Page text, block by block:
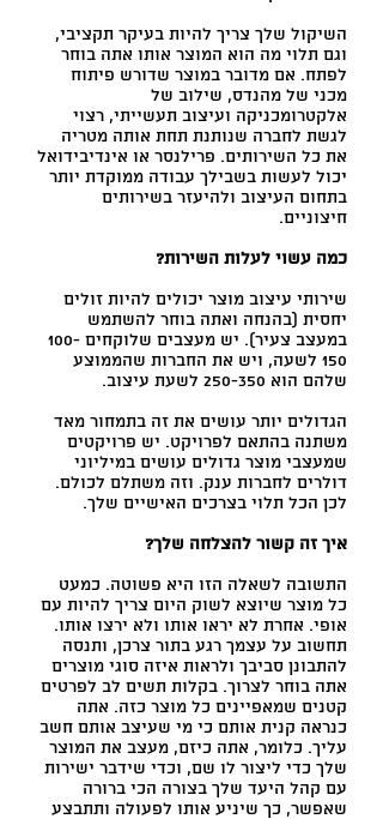
השיקול שלך צריך להיות בעיקר תקציבי,
וגם תלוי מה הוא המוצר אותו אתה בוחר
לפתח. אם מדובר במוצר שדורש פיתוח
מכני של מהנדס, שילוב של
אלקטרומכניקה ועיצוב תעשייתי, רצוי
לגשת לחברה שנותנת תחת אותה מטריה
את כל השירותים. פרילנסר או אינדיבידואל
יכול לעשות בשבילך עבודה ממוקדת יותר
בתחום העיצוב ולהיעזר בשירותים
חיצוניים.
כמה עשוי לעלות השירות?
שירותי עיצוב מוצר יכולים להיות זולים
יחסית (בהנחה ואתה בוחר להשתמש
במעצב צעיר). יש מעצבים שלוקחים 100-
150 לשעה, ויש את החברות שהממוצע
שלהם הוא 250-350 לשעת עיצוב.
הגדולים יותר עושים את זה בתמחור מאד
משתנה בהתאם לפרויקט. יש פרויקטים
שמעצבי מוצר גדולים עושים במיליוני
דולרים לחברות ענק. וזה משתלם לכולם.
לכן הכל תלוי בצרכים האישיים שלך.
איך זה קשור להצלחה שלך?
התשובה לשאלה הזו היא פשוטה. כמעט
כל מוצר שיוצא לשוק היום צריך להיות עם
אופי. אחרת לא יראו אותו ולא ירצו אותו.
תחשוב על עצמך רגע בתור צרכן, ותנסה
להתבונן סביבך ולראות איזה סוגי מוצרים
אתה בוחר לצרוך. בקלות תשים לב לפרטים
קטנים שמאפיינים כל מוצר כזה. אתה
כנראה קנית אותם כי מי שעיצב אותם חשב
עליך. כלומר, אתה כיזם, מעצב את המוצר
שלך כדי ליצור לו שם, וכדי שידבר ישירות
עם קהל היעד שלך בצורה הכי ברורה
שאפשר, כך שיניע אותו לפעולה ותתבצע